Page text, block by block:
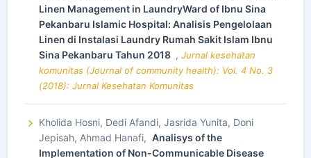
Linen Management in LaundryWard of Ibnu Sina
Pekanbaru Islamic Hospital: Analisis Pengelolaan
Linen di Instalasi Laundry Rumah Sakit Islam Ibnu
Sina Pekanbaru Tahun 2018 , Jurnal kesehatan
komunitas (Journal of community health): Vol. 4 No. 3
(2018): Jurnal Kesehatan Komunitas
Kholida Hosni, Dedi Afandi, Jasrida Yunita, Doni
Jepisah, Ahmad Hanafi, Analisys of the
Implementation of Non-Communicable Disease